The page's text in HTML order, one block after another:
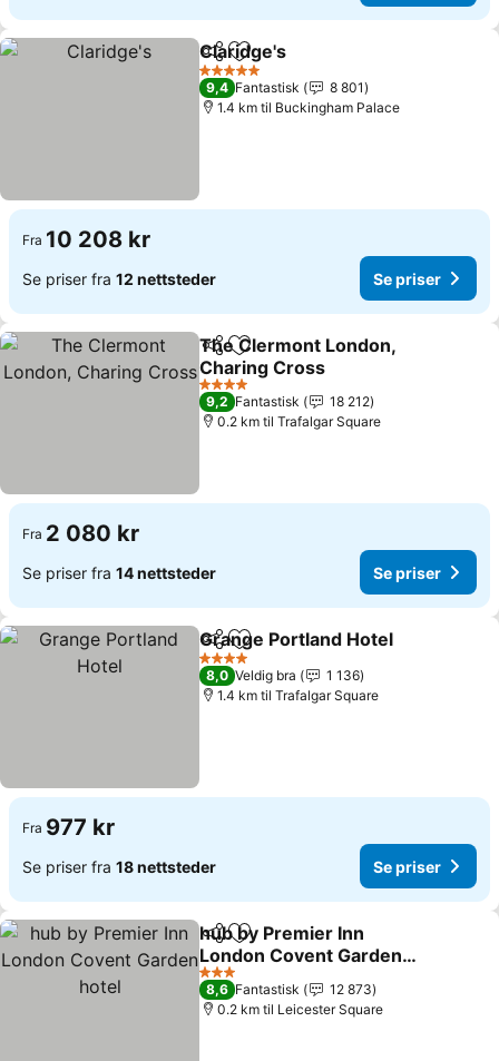
Del Legg til i favoritter
Claridge's
5 Stjerner
9,4 Fantastisk
8 801
1.4 km til Buckingham Palace
Fra 10 208 kr
Se priser fra 12 nettsteder Se priser
Del Legg til i favoritter
The Clermont London,
Charing Cross
Se priser
4 Stjerner
9,2 Fantastisk
18 212
0.2 km til Trafalgar Square
Fra 2 080 kr
Se priser fra 14 nettsteder Se priser
Del Legg til i favoritter
Grange Portland Hotel
4 Stjerner
8,0 Veldig bra
1 136
1.4 km til Trafalgar Square
Fra 977 kr
Se priser fra 18 nettsteder Se priser
Del Legg til i favoritter
hub by Premier Inn
London Covent Garden
hotel
Se priser
3 Stjerner
8,6 Fantastisk
12 873
0.2 km til Leicester Square